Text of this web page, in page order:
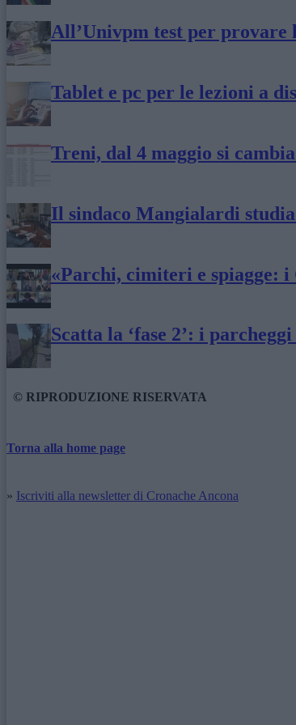
All’Univpm test per provare
Tablet e pc per le lezioni a
Treni, dal 4 maggio si
Il sindaco Mangialardi
«Parchi, cimiteri e spiagge:
Scatta la ‘fase 2’: i
© RIPRODUZIONE RISERVATA
Torna alla home page
» Iscriviti alla newsletter di Cronache Ancona